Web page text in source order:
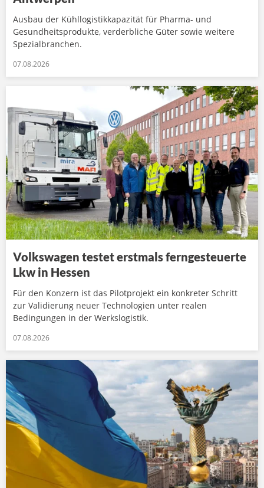
Ausbau der Kühllogistikkapazität für Pharma- und
Gesundheitsprodukte, verderbliche Güter sowie weitere
Spezialbranchen.
07.08.2026
Volkswagen testet erstmals ferngesteuerte
Lkw in Hessen
Für den Konzern ist das Pilotprojekt ein konkreter Schritt
zur Validierung neuer Technologien unter realen
Bedingungen in der Werkslogistik.
07.08.2026